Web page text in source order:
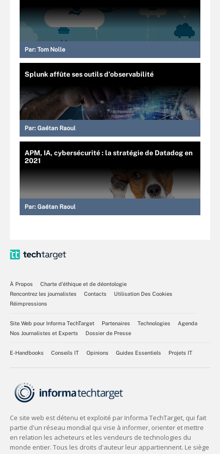
Par: Tom Nolle
Splunk affûte ses outils d’observabilité
Par: Gaétan Raoul
APM, IA, cybersécurité : la stratégie de Datadog en
2021
Par: Gaétan Raoul
À Propos
Charte d’éthique et de déontologie
Rencontrez les journalistes
Contacts
Utilisation Des Cookies
Réimpressions
Site Web pour Informa TechTarget Partenaires Technologies
Agenda
Nos Journalistes et Experts
Dossier de Presse
E-Handbooks Conseils IT Opinions Guides Essentiels Projets IT